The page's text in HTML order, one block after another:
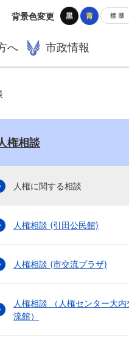
背景色変更
へ 市政情報
権相談
人権に関する相談
人権相談 (引田公民館)
人権相談 (市交流プラザ)
人権相談 （人権センター大内
流館）